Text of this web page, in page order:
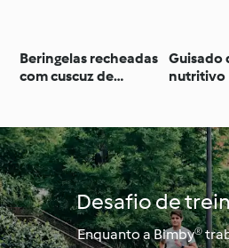
Beringelas recheadas
com cuscuz de
Guisado
nutritivo
Desafio de
Enquanto a Bimby®